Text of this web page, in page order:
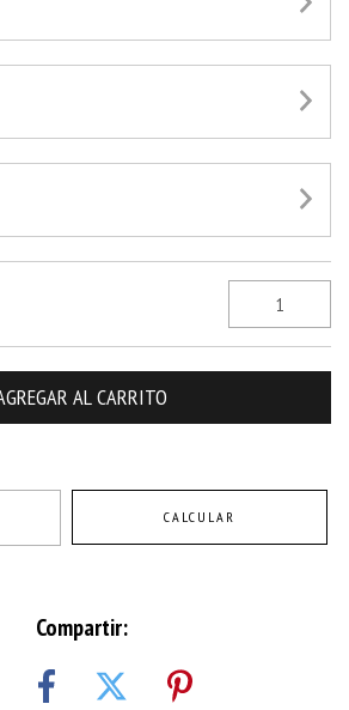
CALCULAR
Compartir: